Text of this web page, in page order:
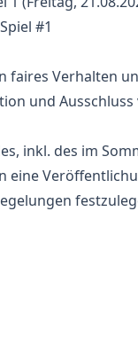
#1
faires Verhalten
und
inkl. des im
eine